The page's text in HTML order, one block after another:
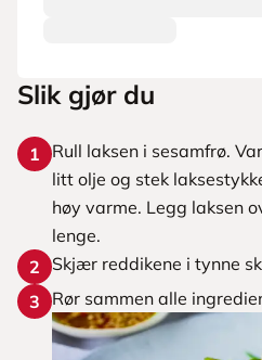
Slik gjør du
1
Rull laksen i sesamfrø.
litt olje og stek
høy varme. Legg laksen
lenge.
2
Skjær reddikene i tynne
3
Rør sammen alle